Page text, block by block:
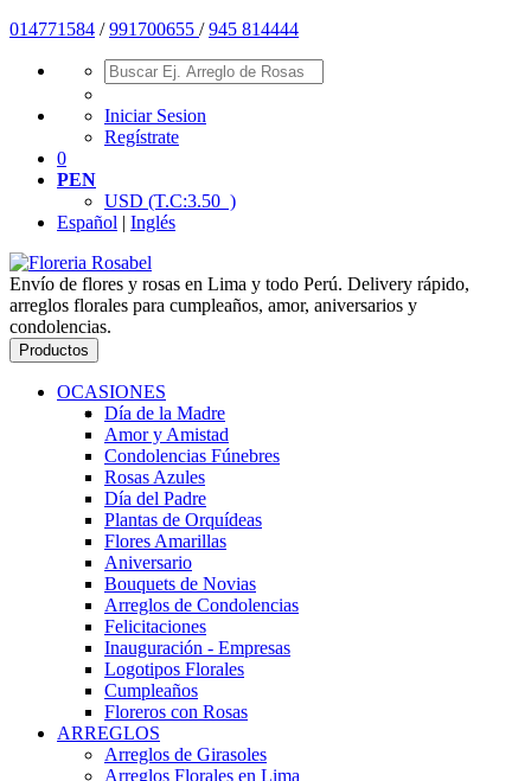
014771584 /991700655 /945 814444
Iniciar Sesion
Regístrate
0
PEN
USD (T.C:3.50 )
Español | Inglés
Envío de flores y rosas en Lima y todo Perú. Delivery rápido,
arreglos florales para cumpleaños, amor, aniversarios y
condolencias.
Productos
OCASIONES
Día de la Madre
Amor y Amistad
Condolencias Fúnebres
Rosas Azules
Día del Padre
Plantas de Orquídeas
Flores Amarillas
Aniversario
Bouquets de Novias
Arreglos de Condolencias
Felicitaciones
Inauguración - Empresas
Logotipos Florales
Cumpleaños
Floreros con Rosas
ARREGLOS
Arreglos de Girasoles
Arreglos Florales en Lima